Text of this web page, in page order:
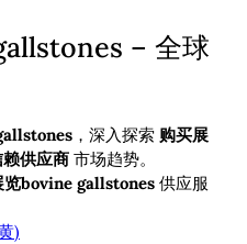
– 全球
，深入探索 购买展
供应商 市场趋势。
览bovine gallstones 供应服
)